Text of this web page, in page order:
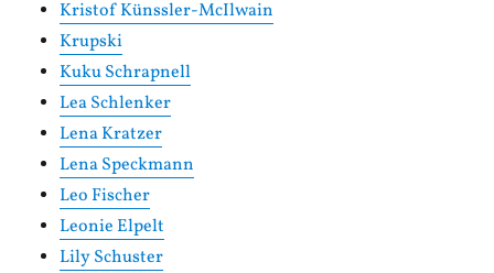
Kristof Künssler-McIlwain
Krupski
Kuku Schrapnell
Lea Schlenker
Lena Kratzer
Lena Speckmann
Leo Fischer
Leonie Elpelt
Lily Schuster